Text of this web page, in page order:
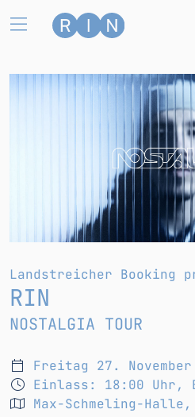
Zum Hauptinhalt
Nostalgia
Termine und Tickets
Landstreicher Booking
RIN
NOSTALGIA TOUR
Freitag 27. November
Einlass: 18:00 Uhr,
Max-Schmeling-